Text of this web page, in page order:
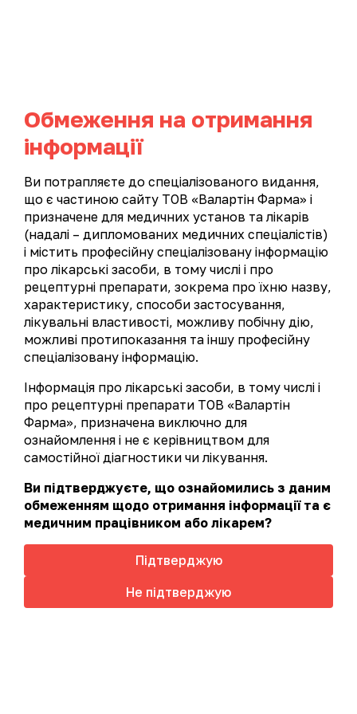
Кардіологія
КАТАЛОГ ПРОДУКЦІЇ
Усі продукти Гастроентерологія
Гінекологія
Імуностимулюючі та противірусні препарати
Кардіологія Метаболічна терапія
Неврологія Оториноларингологія
Офтальмологія
за алфавітомбезрецептурні
А-Я
Н
Цей сайт використовує файли cookie для аналізу
взаємодії з сайтом, з метою підвищення якості
Обмеження на отримання
інформації
Ви потрапляєте до спеціалізованого видання,
що є частиною сайту ТОВ «Валартін Фарма» і
призначене для медичних установ та лікарів
(надалі – дипломованих медичних спеціалістів)
і містить професійну спеціалізовану інформацію
про лікарські засоби, в тому числі і про
рецептурні препарати, зокрема про їхню назву,
характеристику, способи застосування,
лікувальні властивості, можливу побічну дію,
можливі протипоказання та іншу професійну
спеціалізовану інформацію.
Інформація про лікарські засоби, в тому числі і
про рецептурні препарати ТОВ «Валартін
Фарма», призначена виключно для
ознайомлення і не є керівництвом для
самостійної діагностики чи лікування.
Ви підтверджуєте, що ознайомились з даним
обмеженням щодо отримання інформації та є
медичним працівником або лікарем?
Підтверджую
Не підтверджую